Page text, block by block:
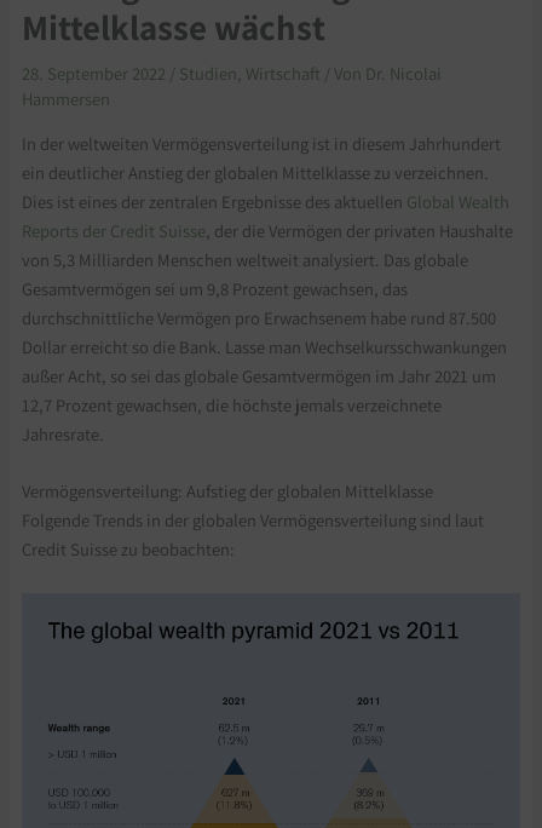
Mittelklasse wächst
28. September 2022 / Studien, Wirtschaft / Von Dr. Nicolai
Hammersen
In der weltweiten Vermögensverteilung ist in diesem Jahrhundert
ein deutlicher Anstieg der globalen Mittelklasse zu verzeichnen.
Dies ist eines der zentralen Ergebnisse des aktuellen Global Wealth
Reports der Credit Suisse, der die Vermögen der privaten Haushalte
von 5,3 Milliarden Menschen weltweit analysiert. Das globale
Gesamtvermögen sei um 9,8 Prozent gewachsen, das
durchschnittliche Vermögen pro Erwachsenem habe rund 87.500
Dollar erreicht so die Bank. Lasse man Wechselkursschwankungen
außer Acht, so sei das globale Gesamtvermögen im Jahr 2021 um
12,7 Prozent gewachsen, die höchste jemals verzeichnete
Jahresrate.
Vermögensverteilung: Aufstieg der globalen Mittelklasse
Folgende Trends in der globalen Vermögensverteilung sind laut
Credit Suisse zu beobachten: